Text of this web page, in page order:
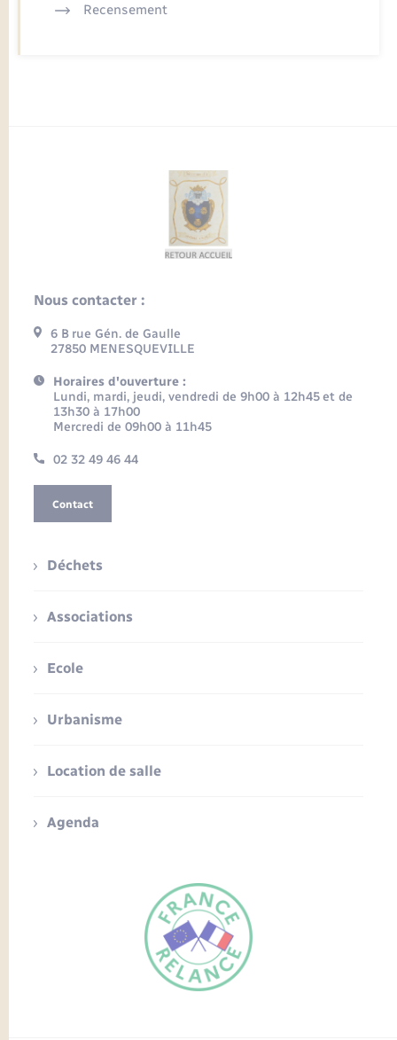
FR
Recensement
Nous contacter :
6 B rue Gén. de Gaulle
27850 MENESQUEVILLE
Horaires d'ouverture :
Lundi, mardi, jeudi, vendredi de 9h00 à 12h45 et de
13h30 à 17h00
Mercredi de 09h00 à 11h45
02 32 49 46 44
Contact
Déchets
Associations
Ecole
Urbanisme
Location de salle
Agenda